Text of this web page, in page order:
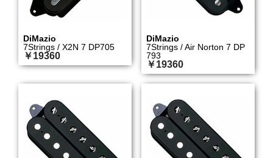
DiMazio
7Strings / X2N 7 DP705
￥19360
DiMazio
7Strings / Air Norton 7 DP
793
￥19360